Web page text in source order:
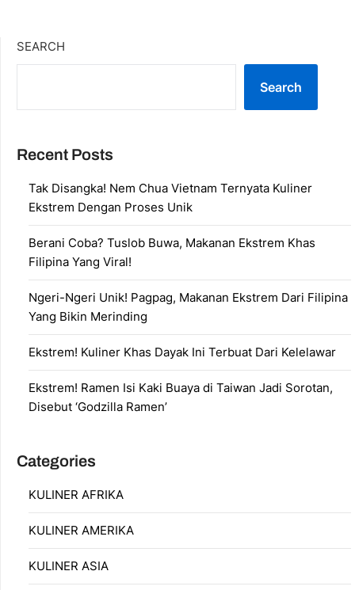
SEARCH
Search
Recent Posts
Tak Disangka! Nem Chua Vietnam Ternyata Kuliner
Ekstrem Dengan Proses Unik
Berani Coba? Tuslob Buwa, Makanan Ekstrem Khas
Filipina Yang Viral!
Ngeri-Ngeri Unik! Pagpag, Makanan Ekstrem Dari Filipina
Yang Bikin Merinding
Ekstrem! Kuliner Khas Dayak Ini Terbuat Dari Kelelawar
Ekstrem! Ramen Isi Kaki Buaya di Taiwan Jadi Sorotan,
Disebut ‘Godzilla Ramen’
Categories
KULINER AFRIKA
KULINER AMERIKA
KULINER ASIA